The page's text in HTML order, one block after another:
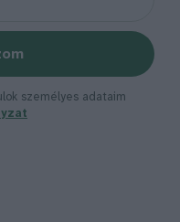
személyes adataim